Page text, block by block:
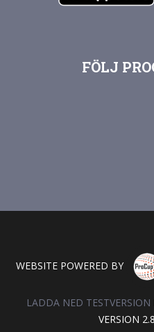
FÖLJ
WEBSITE POWERED BY
LADDA NED TESTVERSION
VERSION